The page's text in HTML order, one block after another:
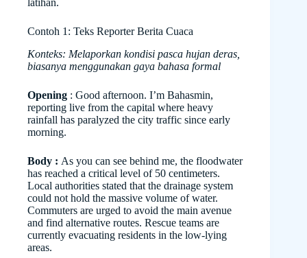
Contoh 1: Teks Reporter Berita Cuaca
Konteks: Melaporkan kondisi pasca hujan deras,
biasanya menggunakan gaya bahasa formal
Opening : Good afternoon. I’m Bahasmin,
reporting live from the capital where heavy
rainfall has paralyzed the city traffic since early
morning.
Body : As you can see behind me, the floodwater
has reached a critical level of 50 centimeters.
Local authorities stated that the drainage system
could not hold the massive volume of water.
Commuters are urged to avoid the main avenue
and find alternative routes. Rescue teams are
currently evacuating residents in the low-lying
areas.